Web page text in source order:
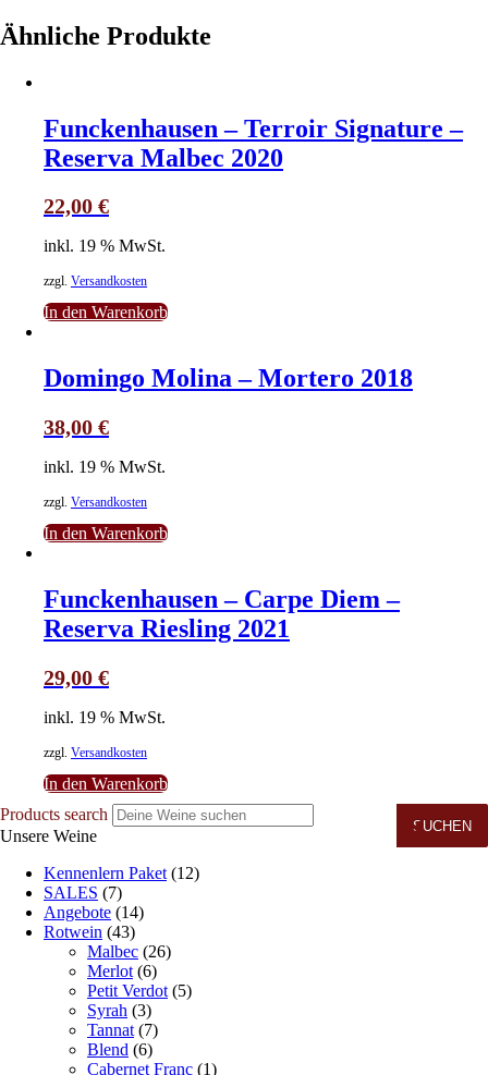
Ähnliche Produkte
Funckenhausen – Terroir Signature –
Reserva Malbec 2020
22,00 €
inkl. 19 % MwSt.
zzgl. Versandkosten
In den Warenkorb
Domingo Molina – Mortero 2018
38,00 €
inkl. 19 % MwSt.
zzgl. Versandkosten
In den Warenkorb
Funckenhausen – Carpe Diem –
Reserva Riesling 2021
29,00 €
inkl. 19 % MwSt.
zzgl. Versandkosten
In den Warenkorb
Products search
SUCHEN
Unsere Weine
Kennenlern Paket (12)
SALES (7)
Angebote (14)
Rotwein (43)
Malbec (26)
Merlot (6)
Petit Verdot (5)
Syrah (3)
Tannat (7)
Blend (6)
Cabernet Franc (1)